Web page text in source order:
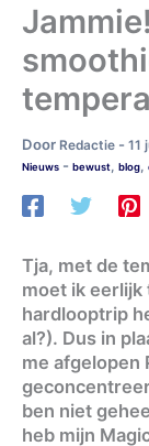
Door Redactie - 11
Nieuws - bewust, blog,
Tja, met de
moet ik eerlijk
hardlooptrip
al?). Dus in
me afgelopen
ben niet
heb mijn